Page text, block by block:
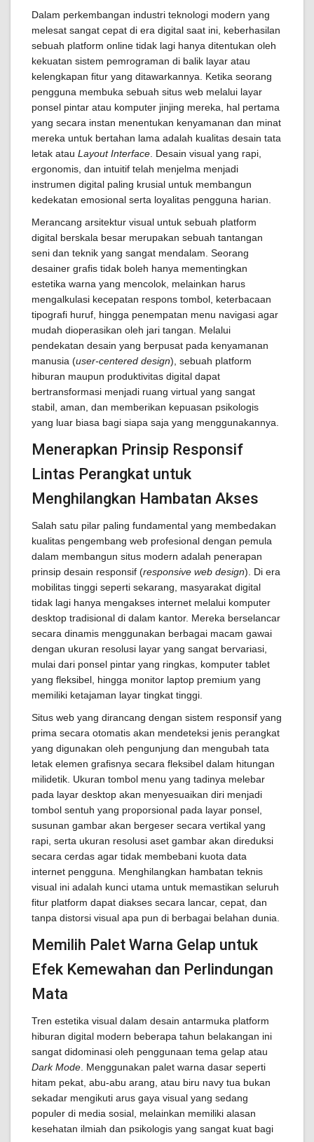
Dalam perkembangan industri teknologi modern yang
melesat sangat cepat di era digital saat ini, keberhasilan
sebuah platform online tidak lagi hanya ditentukan oleh
kekuatan sistem pemrograman di balik layar atau
kelengkapan fitur yang ditawarkannya. Ketika seorang
pengguna membuka sebuah situs web melalui layar
ponsel pintar atau komputer jinjing mereka, hal pertama
yang secara instan menentukan kenyamanan dan minat
mereka untuk bertahan lama adalah kualitas desain tata
letak atau Layout Interface . Desain visual yang rapi,
ergonomis, dan intuitif telah menjelma menjadi
instrumen digital paling krusial untuk membangun
kedekatan emosional serta loyalitas pengguna harian.
Merancang arsitektur visual untuk sebuah platform
digital berskala besar merupakan sebuah tantangan
seni dan teknik yang sangat mendalam. Seorang
desainer grafis tidak boleh hanya mementingkan
estetika warna yang mencolok, melainkan harus
mengalkulasi kecepatan respons tombol, keterbacaan
tipografi huruf, hingga penempatan menu navigasi agar
mudah dioperasikan oleh jari tangan. Melalui
pendekatan desain yang berpusat pada kenyamanan
manusia (user-centered design), sebuah platform
hiburan maupun produktivitas digital dapat
bertransformasi menjadi ruang virtual yang sangat
stabil, aman, dan memberikan kepuasan psikologis
yang luar biasa bagi siapa saja yang menggunakannya.
Menerapkan Prinsip Responsif
Lintas Perangkat untuk
Menghilangkan Hambatan Akses
Salah satu pilar paling fundamental yang membedakan
kualitas pengembang web profesional dengan pemula
dalam membangun situs modern adalah penerapan
prinsip desain responsif (responsive web design). Di era
mobilitas tinggi seperti sekarang, masyarakat digital
tidak lagi hanya mengakses internet melalui komputer
desktop tradisional di dalam kantor. Mereka berselancar
secara dinamis menggunakan berbagai macam gawai
dengan ukuran resolusi layar yang sangat bervariasi,
mulai dari ponsel pintar yang ringkas, komputer tablet
yang fleksibel, hingga monitor laptop premium yang
memiliki ketajaman layar tingkat tinggi.
Situs web yang dirancang dengan sistem responsif yang
prima secara otomatis akan mendeteksi jenis perangkat
yang digunakan oleh pengunjung dan mengubah tata
letak elemen grafisnya secara fleksibel dalam hitungan
milidetik. Ukuran tombol menu yang tadinya melebar
pada layar desktop akan menyesuaikan diri menjadi
tombol sentuh yang proporsional pada layar ponsel,
susunan gambar akan bergeser secara vertikal yang
rapi, serta ukuran resolusi aset gambar akan direduksi
secara cerdas agar tidak membebani kuota data
internet pengguna. Menghilangkan hambatan teknis
visual ini adalah kunci utama untuk memastikan seluruh
fitur platform dapat diakses secara lancar, cepat, dan
tanpa distorsi visual apa pun di berbagai belahan dunia.
Memilih Palet Warna Gelap untuk
Efek Kemewahan dan Perlindungan
Mata
Tren estetika visual dalam desain antarmuka platform
hiburan digital modern beberapa tahun belakangan ini
sangat didominasi oleh penggunaan tema gelap atau
Dark Mode . Menggunakan palet warna dasar seperti
hitam pekat, abu-abu arang, atau biru navy tua bukan
sekadar mengikuti arus gaya visual yang sedang
populer di media sosial, melainkan memiliki alasan
kesehatan ilmiah dan psikologis yang sangat kuat bagi